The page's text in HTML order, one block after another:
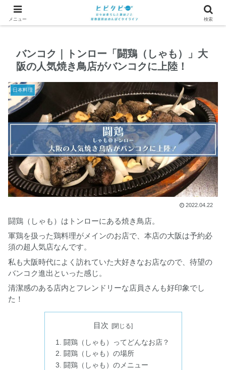
バンコク｜トンロー「闘鶏（しゃも）」大
阪の人気焼き鳥店がバンコクに上陸！
日本料理
2022.04.22
闘鶏（しゃも）はトンローにある焼き鳥店。
軍鶏を扱った鶏料理がメインのお店で、本店の大阪は予約必
須の超人気店なんです。
私も大阪時代によく訪れていた大好きなお店なので、待望の
バンコク進出といった感じ。
清潔感のある店内とフレンドリーな店員さんも好印象でし
た！
目次
闘鶏（しゃも）ってどんなお店？
闘鶏（しゃも）の場所
闘鶏（しゃも）のメニュー
メニュー 検索